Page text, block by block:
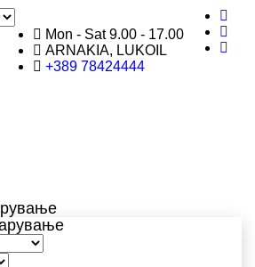
Mon - Sat 9.00 - 17.00
ARNAKIA, LUKOIL
+389 78424444